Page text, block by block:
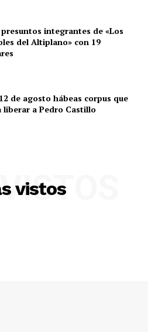
presuntos integrantes de «Los
del Altiplano» con 19
de agosto hábeas corpus que
liberar a Pedro Castillo
vistos